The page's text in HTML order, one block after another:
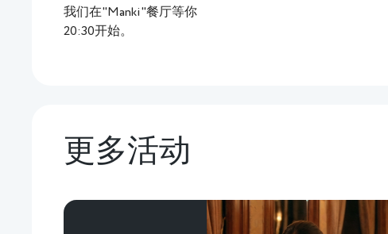
我们在"Manki"餐厅等你
20:30开始。
更多活动